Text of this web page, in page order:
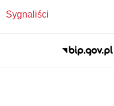
Sygnaliści